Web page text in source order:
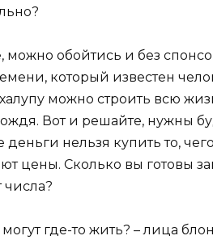
обойтись и без
который известен
можно строить всю
Вот и решайте, нужны
деньги нельзя купить то,
цены. Сколько вы готовы
числа?
где-то жить? – лица